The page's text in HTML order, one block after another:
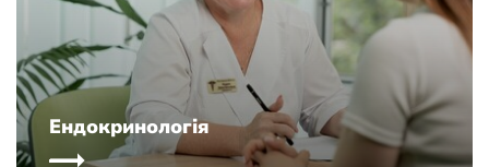
Ендокринологія